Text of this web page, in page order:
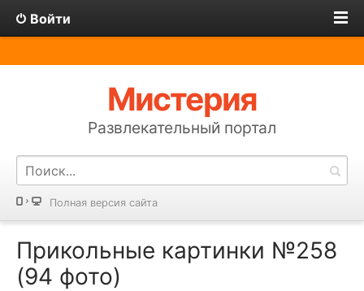
Войти
Мистерия
Развлекательный портал
Полная версия сайта
Прикольные картинки №258
(94 фото)